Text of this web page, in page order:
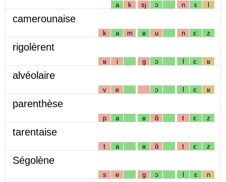
a k sj ɔ n ɛ l
camerounaise
k a m ʁ u n ɛː z
rigolèrent
ʁ i g ɔ l ɛː ʁ
alvéolaire
v e ɔ l ɛː ʁ
parenthèse
p a ʁ ɑ̃ t ɛː z
tarentaise
t a ʁ ɑ̃ t ɛː z
Ségolène
s e g ɔ l ɛ n